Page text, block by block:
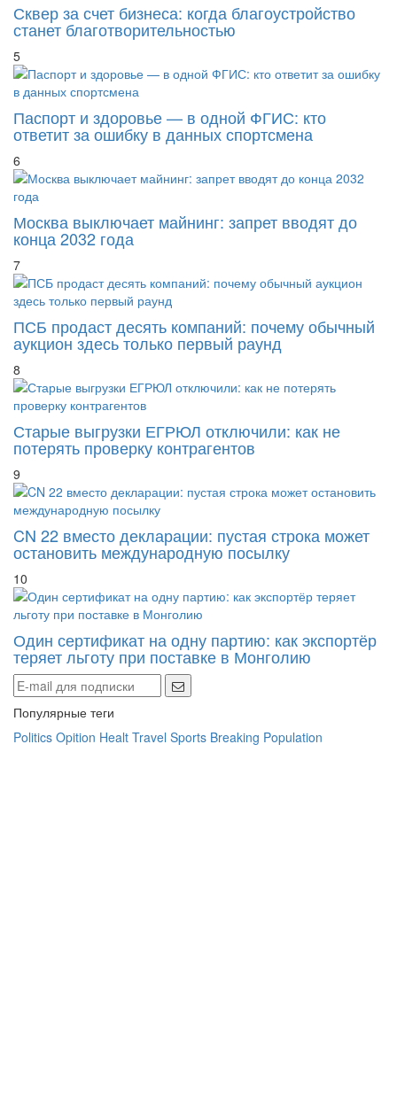
Сквер за счет бизнеса: когда благоустройство
станет благотворительностью
5
Паспорт и здоровье — в одной ФГИС: кто
ответит за ошибку в данных спортсмена
6
Москва выключает майнинг: запрет вводят до
конца 2032 года
7
ПСБ продаст десять компаний: почему обычный
аукцион здесь только первый раунд
8
Старые выгрузки ЕГРЮЛ отключили: как не
потерять проверку контрагентов
9
CN 22 вместо декларации: пустая строка может
остановить международную посылку
10
Один сертификат на одну партию: как экспортёр
теряет льготу при поставке в Монголию
Популярные теги
Politics Opition Healt Travel Sports Breaking Population